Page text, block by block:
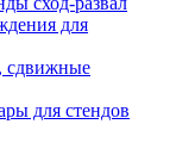
для
сдвижные
для стендов